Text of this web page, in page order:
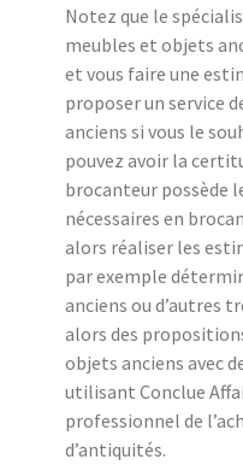
Notez que le
meubles et objets
et vous faire une
proposer un service
anciens si vous le
pouvez avoir la
brocanteur possède
nécessaires en
alors réaliser les
par exemple
anciens ou d’autres
alors des
objets anciens avec
utilisant Conclue
professionnel de
d’antiquités.